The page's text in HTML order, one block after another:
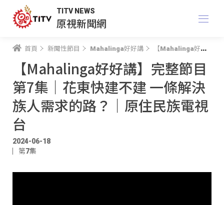
TITV NEWS
原視新聞網
首頁 新聞性節目 Mahalinga好好講 【Mahalinga好好講】完整節目 第7集｜花東快建不建 一條解決族人需求的路？｜原住民族電視台
【Mahalinga好好講】完整節目
第7集｜花東快建不建 一條解決
族人需求的路？｜原住民族電視
台
2024-06-18
第7集